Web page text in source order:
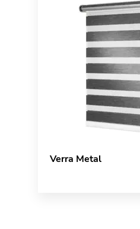
Verra Metal